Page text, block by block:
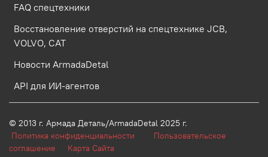
FAQ спецтехники
Восстановление отверстий на спецтехнике JCB,
VOLVO, CAT
Новости ArmadaDetal
API для ИИ-агентов
© 2013 г. Армада Деталь/ArmadaDetal 2025 г.
Политика конфиденциальности
Пользовательское
соглашение Карта Сайта